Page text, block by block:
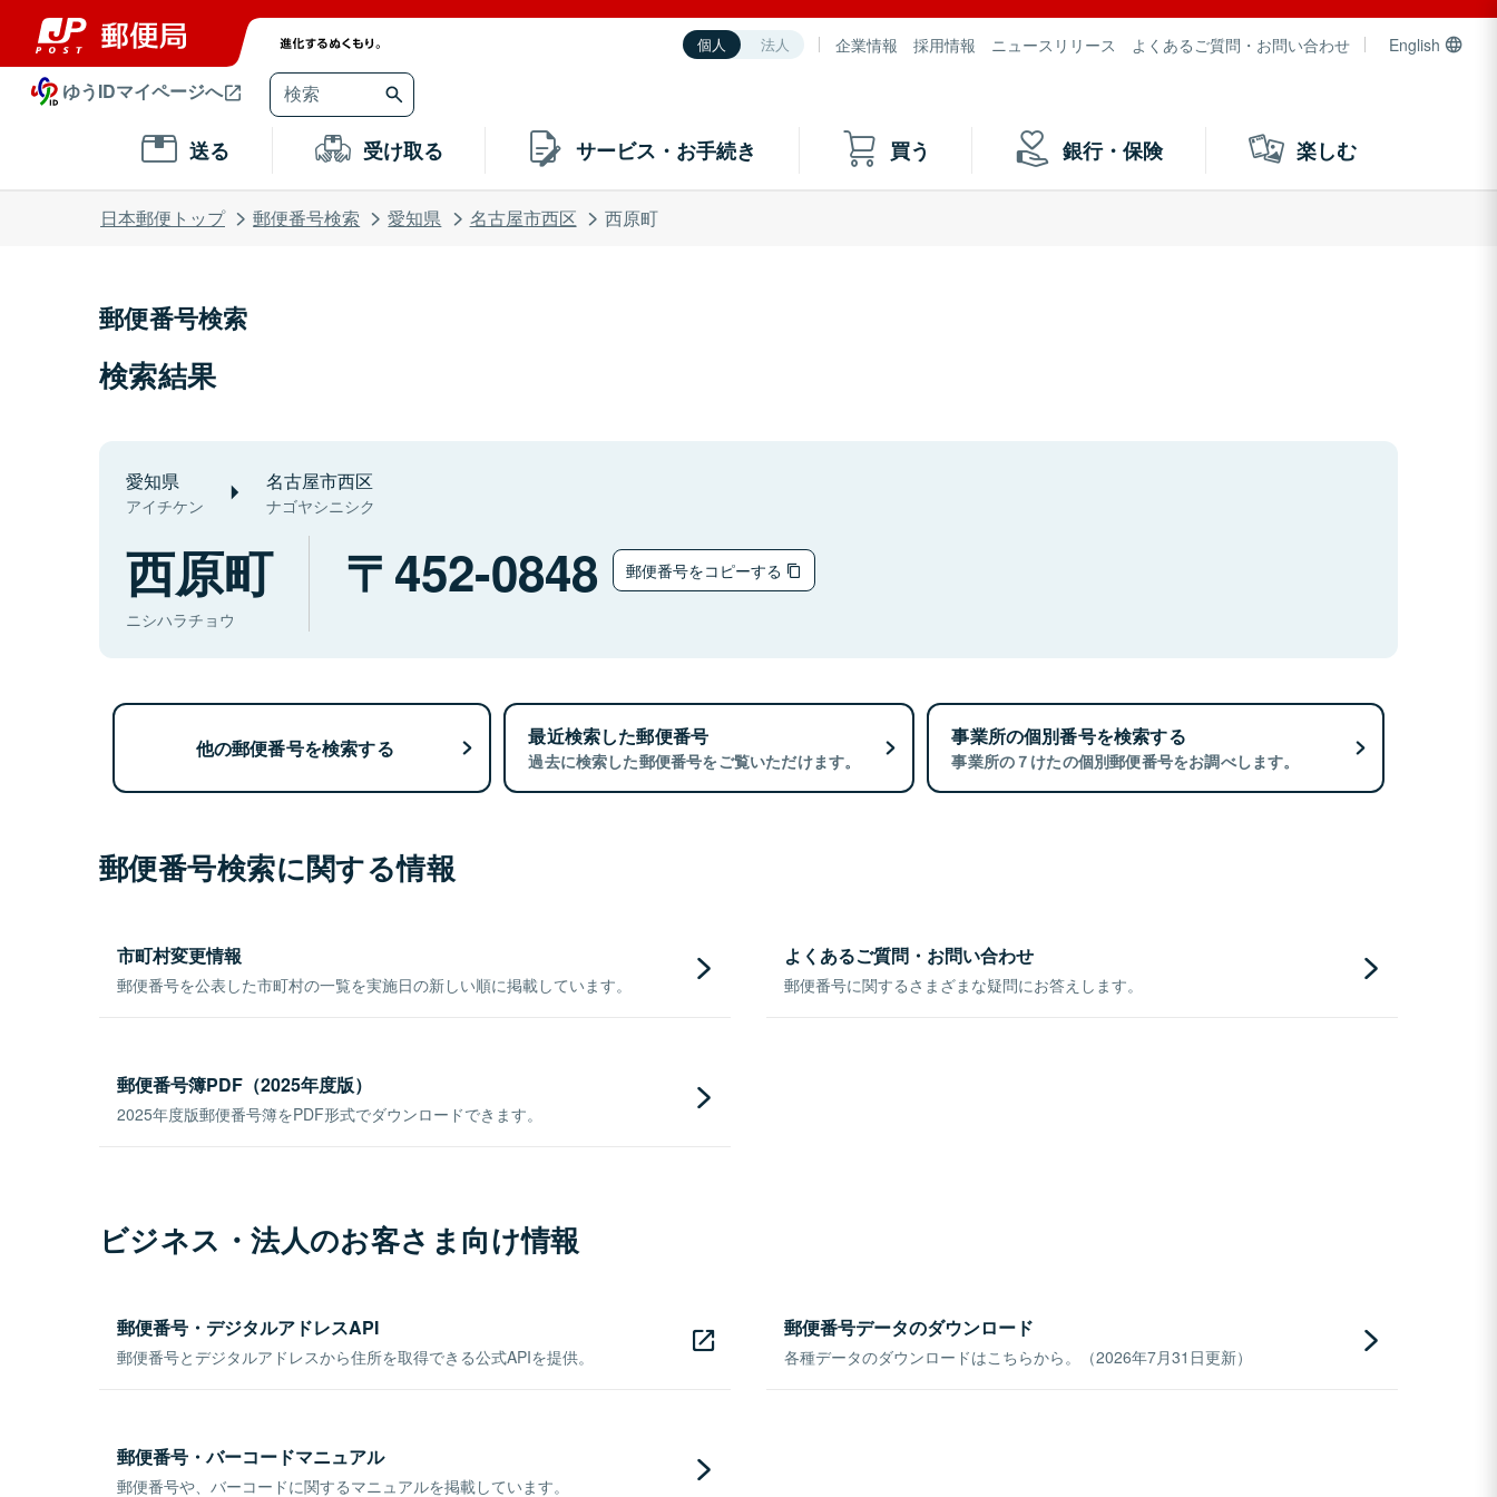
個人 法人 企業情報 採用情報 ニュースリリース よくあるご質問・お問い合わせ English
ゆうIDマイページへ
送る 受け取る サービス・お手続き 買う 銀行・保険 楽しむ
日本郵便トップ 郵便番号検索 愛知県 名古屋市西区 西原町
郵便番号検索
検索結果
愛知県
アイチケン
名古屋市西区
ナゴヤシニシク
西原町
ニシハラチョウ
452-0848 郵便番号をコピーする
他の郵便番号を検索する 最近検索した郵便番号
過去に検索した郵便番号をご覧いただけます。
事業所の個別番号を検索する
事業所の７けたの個別郵便番号をお調べします。
郵便番号検索に関する情報
市町村変更情報
郵便番号を公表した市町村の一覧を実施日の新しい順に掲載しています。
よくあるご質問・お問い合わせ
郵便番号に関するさまざまな疑問にお答えします。
郵便番号簿PDF（2025年度版）
2025年度版郵便番号簿をPDF形式でダウンロードできます。
ビジネス・法人のお客さま向け情報
郵便番号・デジタルアドレスAPI
郵便番号とデジタルアドレスから住所を取得できる公式APIを提供。
郵便番号データのダウンロード
各種データのダウンロードはこちらから。（2026年7月31日更新）
郵便番号・バーコードマニュアル
郵便番号や、バーコードに関するマニュアルを掲載しています。